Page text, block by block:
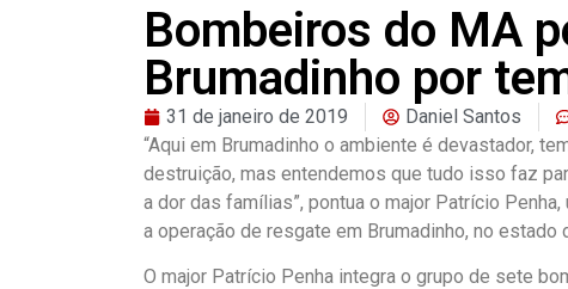
Bombeiros do MA
Brumadinho por
31 de janeiro de 2019 Daniel Santos
“Aqui em Brumadinho o ambiente é devastador,
destruição, mas entendemos que tudo isso faz
a dor das famílias”, pontua o major Patrício
a operação de resgate em Brumadinho, no estado
O major Patrício Penha integra o grupo de sete